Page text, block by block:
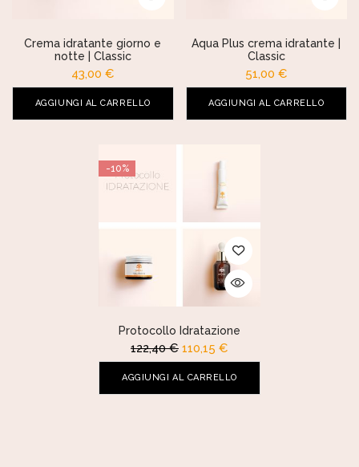
Crema idratante giorno e
notte | Classic
43,00 €
AGGIUNGI AL CARRELLO
Aqua Plus crema idratante |
Classic
51,00 €
AGGIUNGI AL CARRELLO
-10%
Protocollo Idratazione
122,40€ 110,15 €
AGGIUNGI AL CARRELLO